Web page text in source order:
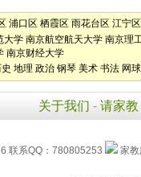
浦口区 栖霞区 雨花台区 江宁区
大学 南京航空航天大学 南京理
南京财经大学
地理 政治 钢琴 美术 书法 网球
关于我们 - 请家教
联系QQ：780805253 家